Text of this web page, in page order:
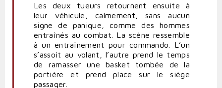
Les deux tueurs retournent ensuite à
leur véhicule, calmement, sans aucun
signe de panique, comme des hommes
entraînés au combat. La scène ressemble
à un entraînement pour commando. L’un
s’assoit au volant, l’autre prend le temps
de ramasser unebasket tombée de la
portière et prend place sur le siège
passager.